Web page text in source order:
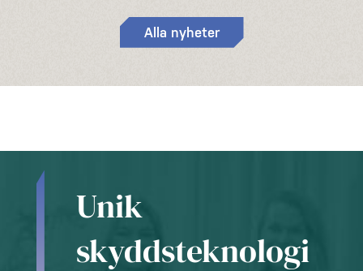
Alla nyheter
Unik
skyddsteknologi